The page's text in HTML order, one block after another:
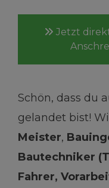
Jetzt
Schön, dass du
gelandet bist!
Meister,
Bautechniker
Fahrer,